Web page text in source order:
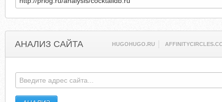
АНАЛИЗ САЙТА HUGOHUGO.RU